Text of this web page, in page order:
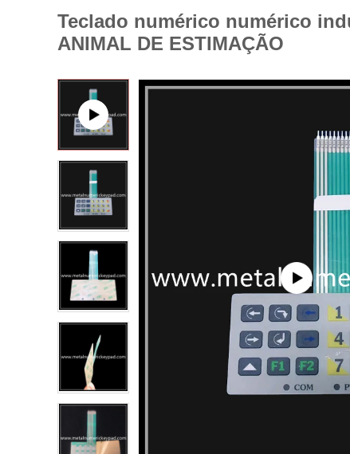
Teclado numérico numérico
ANIMAL DE ESTIMAÇÃO